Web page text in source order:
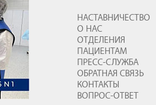
НАСТАВНИЧЕСТВО
О НАС
ОТДЕЛЕНИЯ
ПАЦИЕНТАМ
ПРЕСС-СЛУЖБА
ОБРАТНАЯ СВЯЗЬ
КОНТАКТЫ
ВОПРОС-ОТВЕТ